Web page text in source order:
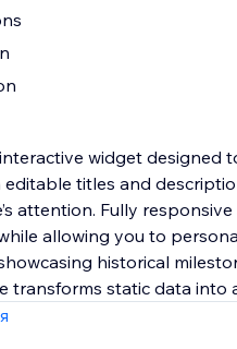
widget designed
titles and
attention. Fully
allowing you to
historical
transforms static data into